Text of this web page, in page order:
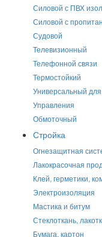
Силовой с ПВХ
Силовой с
Судовой
Телевизионный
Телефонной связи
Термостойкий
Универсальный
Управления
Обмоточный
Стройка
Огнезащитная
Лакокрасочная
Клей, герметики,
Электроизоляция
Мастика и битум
Стеклоткань,
Бумага, картон